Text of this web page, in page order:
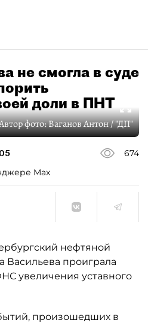
не смогла в суде
доли в ПНТ
фото:Ваганов Антон / "ДП"
674
Max
нефтяной
Васильева проиграла
увеличения уставного
произошедших в